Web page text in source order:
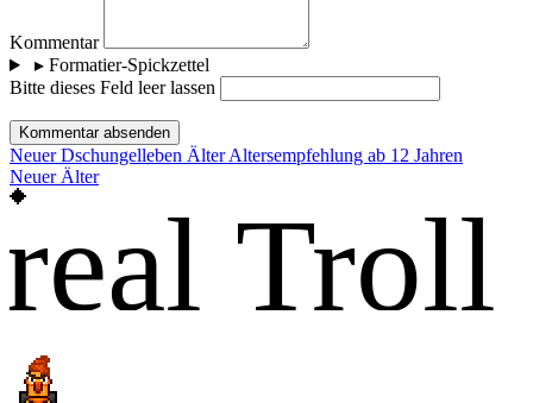
Kommentar
▸Formatier-Spickzettel
Bitte dieses Feld leer lassen
Kommentar absenden
Neuer Dschungelleben Älter Altersempfehlung ab 12 Jahren
Neuer Älter
real Troll